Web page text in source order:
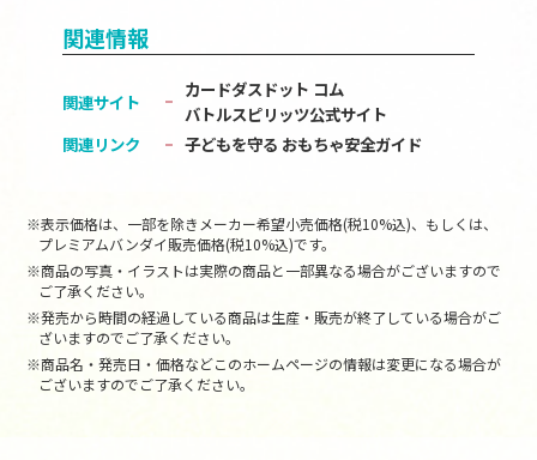
関連情報
関連サイト
カードダスドット コム
バトルスピリッツ公式サイト
関連リンク
子どもを守る おもちゃ安全ガイド
※表示価格は、一部を除きメーカー希望小売価格(税10%込)、もしくは、
プレミアムバンダイ販売価格(税10%込)です。
※商品の写真・イラストは実際の商品と一部異なる場合がございますので
ご了承ください。
※発売から時間の経過している商品は生産・販売が終了している場合がご
ざいますのでご了承ください。
※商品名・発売日・価格などこのホームページの情報は変更になる場合が
ございますのでご了承ください。